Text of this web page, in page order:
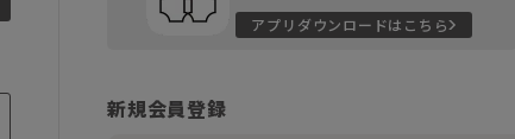
アプリダウンロードはこちら
新規会員登録